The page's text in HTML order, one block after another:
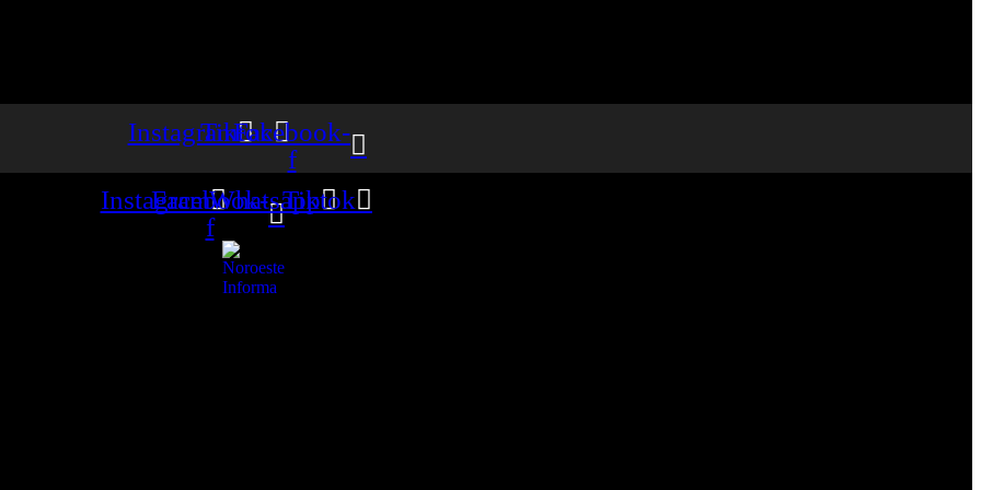
InstagramTiktok
Facebook-
f
Instagram
Facebook-
f
WhatsappTiktok